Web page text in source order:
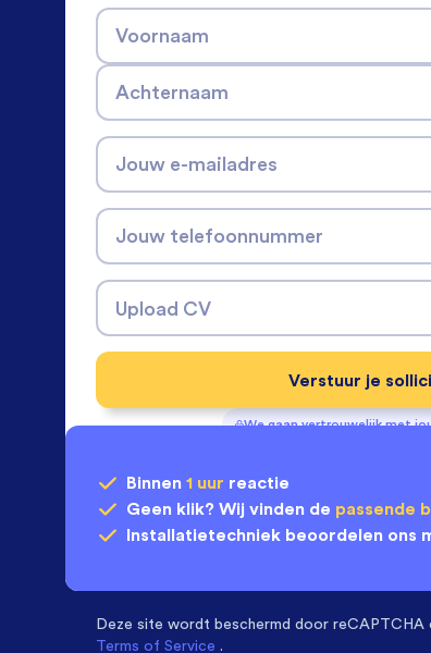
Voornaam
Achternaam
Jouw e-mailadres
Jouw telefoonnummer
Upload CV
We gaan vertrouwelijk met
Verstuur je
Binnen 1 uur reactie
Geen klik? Wij vinden de passende
Installatietechniek beoordelen ons
Deze site wordt beschermd door reCAPTCHA
Terms of Service .